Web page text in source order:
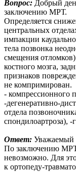
Вопрос: Добрый
заключению МРТ.
Определяется
центральных
импакции
тела позвонка
смещения
костного мозга,
признаков
не компримирован.
- компрессионного
-дегенеративно-
отдела
спондилоартроза),
Ответ: Уважаемый
По заключению МРТ
невозможно. Для
к ортопеду-